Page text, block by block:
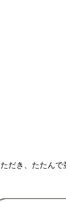
だき、たたんで